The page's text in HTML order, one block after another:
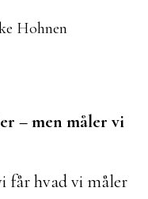
Hohnen
– men måler vi
får hvad vi måler